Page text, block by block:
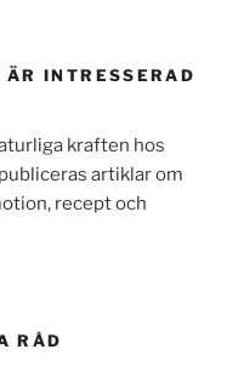
INTRESSERAD
kraften hos
artiklar om
recept och
RÅD